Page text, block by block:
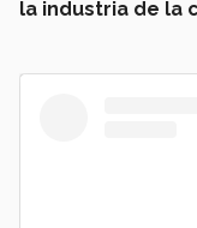
la industria de la